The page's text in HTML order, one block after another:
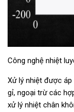
Công nghệ nhiệt
Xử lý nhiệt được
gỉ, ngoại trừ các
xử lý nhiệt chân